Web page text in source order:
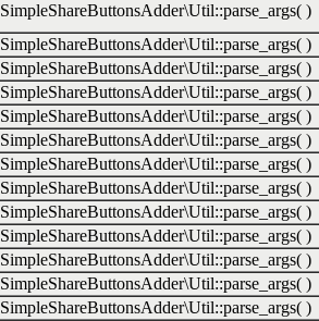
SimpleShareButtonsAdder\Util::parse_args( )
SimpleShareButtonsAdder\Util::parse_args( )
SimpleShareButtonsAdder\Util::parse_args( )
SimpleShareButtonsAdder\Util::parse_args( )
SimpleShareButtonsAdder\Util::parse_args( )
SimpleShareButtonsAdder\Util::parse_args( )
SimpleShareButtonsAdder\Util::parse_args( )
SimpleShareButtonsAdder\Util::parse_args( )
SimpleShareButtonsAdder\Util::parse_args( )
SimpleShareButtonsAdder\Util::parse_args( )
SimpleShareButtonsAdder\Util::parse_args( )
SimpleShareButtonsAdder\Util::parse_args( )
SimpleShareButtonsAdder\Util::parse_args( )